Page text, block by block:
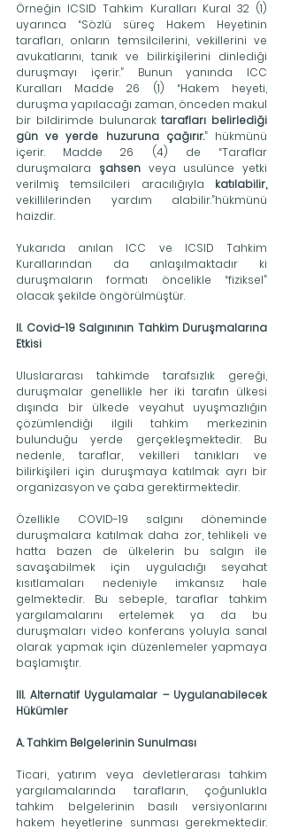
Örneğin ICSID Tahkim Kuralları Kural 32 (1)
uyarınca “Sözlü süreç Hakem Heyetinin
tarafları, onların temsilcilerini, vekillerini ve
avukatlarını, tanık ve bilirkişilerini dinlediği
duruşmayı içerir.” Bunun yanında ICC
Kuralları Madde 26 (1) “Hakem heyeti,
duruşma yapılacağı zaman, önceden makul
bir bildirimde bulunarak tarafları belirlediği
gün ve yerde huzuruna çağırır.” hükmünü
içerir. Madde 26 (4) de “Taraflar
duruşmalara şahsen veya usulünce yetki
verilmiş temsilcileri aracılığıyla
katılabilir,
vekillilerinden yardım alabilir.”hükmünü
haizdir.
Yukarıda anılan ICC ve ICSID Tahkim
Kurallarından da anlaşılmaktadır ki
duruşmaların formatı öncelikle “fiziksel”
olacak şekilde öngörülmüştür.
II. Covid-19 Salgınının Tahkim Duruşmalarına
Etkisi
Uluslararası tahkimde tarafsızlık gereği,
duruşmalar genellikle her iki tarafın ülkesi
dışında bir ülkede veyahut uyuşmazlığın
çözümlendiği ilgili tahkim merkezinin
bulunduğu yerde gerçekleşmektedir. Bu
nedenle, taraflar, vekilleri tanıkları ve
bilirkişileri için duruşmaya katılmak ayrı bir
organizasyon ve çaba gerektirmektedir.
Özellikle COVID-19 salgını döneminde
duruşmalara katılmak daha zor, tehlikeli ve
hatta bazen de ülkelerin bu salgın ile
savaşabilmek için uyguladığı seyahat
kısıtlamaları nedeniyle imkansız hale
gelmektedir. Bu sebeple, taraflar tahkim
yargılamalarını ertelemek ya da bu
duruşmaları video konferans yoluyla sanal
olarak yapmak için düzenlemeler yapmaya
başlamıştır.
III. Alternatif Uygulamalar – Uygulanabilecek
Hükümler
A. Tahkim Belgelerinin Sunulması
Ticari, yatırım veya devletlerarası tahkim
yargılamalarında tarafların, çoğunlukla
tahkim belgelerinin basılı versiyonlarını
hakem heyetlerine sunması gerekmektedir.